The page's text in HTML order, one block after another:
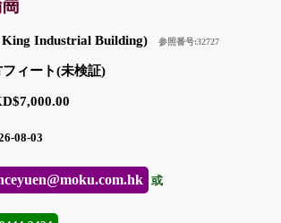
King Industrial Building) 参照番号:32727
ィート(未検証)
08-03
或